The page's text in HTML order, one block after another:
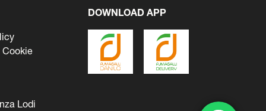
Cookie
Lodi
DOWNLOAD APP